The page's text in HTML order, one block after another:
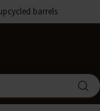
barrels